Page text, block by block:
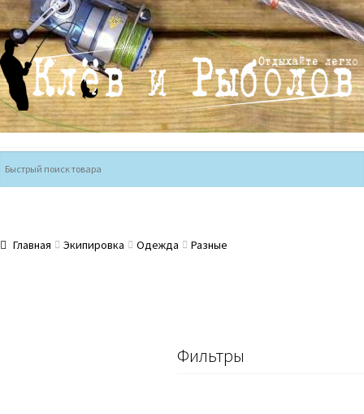
Перейти
к
навигации
Перейти
к
содержимому
Главная Экипировка Одежда Разные
Фильтры